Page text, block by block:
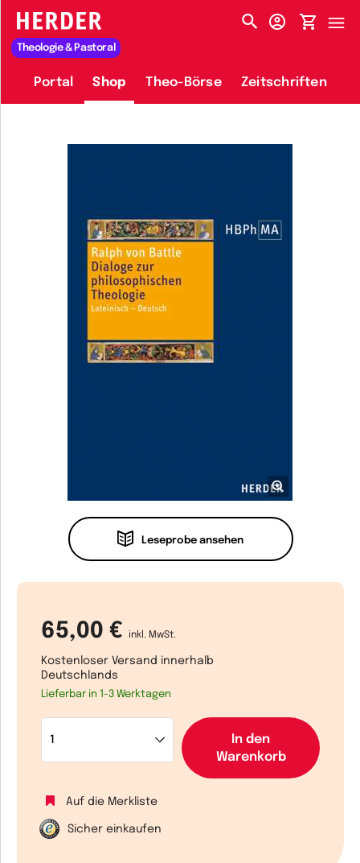
HERDER-MENÜ
Theologie & Pastoral
Portal Shop Theo-Börse Zeitschriften
Leseprobe ansehen
65,00 € inkl. MwSt.
Kostenloser Versand innerhalb
Deutschlands
Lieferbar in 1-3 Werktagen
In den
Warenkorb
Auf die Merkliste
Sicher einkaufen